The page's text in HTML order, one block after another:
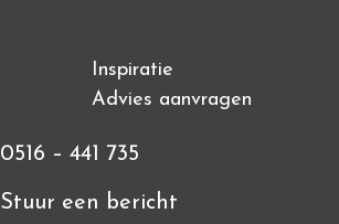
Inspiratie
Advies aanvragen
0516 – 441 735
Stuur een bericht